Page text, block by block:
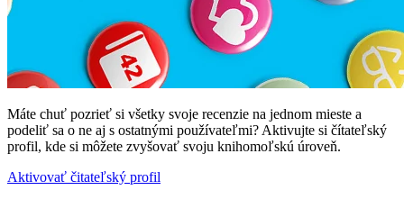
Máte chuť pozrieť si všetky svoje recenzie na jednom mieste a
podeliť sa o ne aj s ostatnými používateľmi? Aktivujte si čítateľský
profil, kde si môžete zvyšovať svoju knihomoľskú úroveň.
Aktivovať čitateľský profil